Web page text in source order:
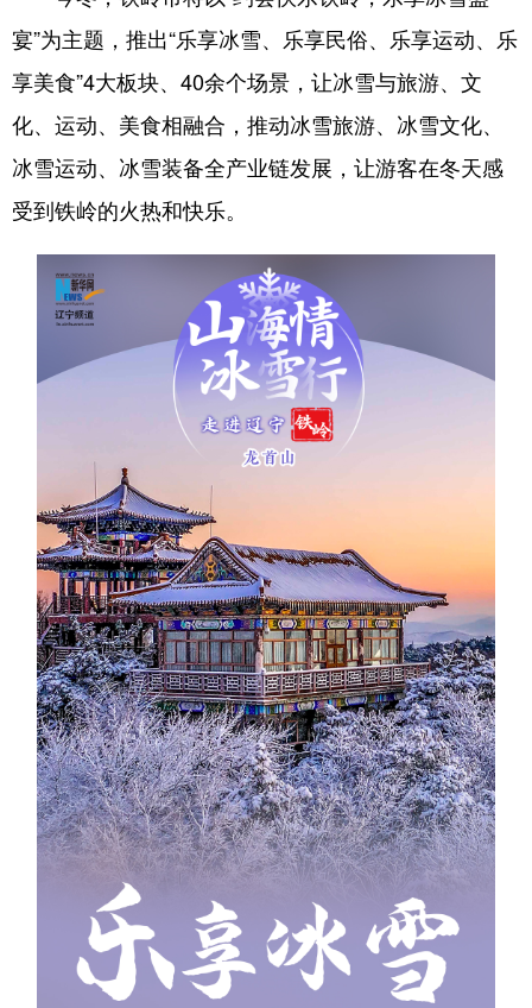
宴”为主题，推出“乐享冰雪、乐享民俗、乐享运动、乐
享美食”4大板块、40余个场景，让冰雪与旅游、文
化、运动、美食相融合，推动冰雪旅游、冰雪文化、
冰雪运动、冰雪装备全产业链发展，让游客在冬天感
受到铁岭的火热和快乐。